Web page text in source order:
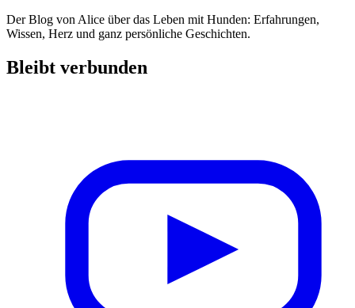
Der Blog von Alice über das Leben mit Hunden: Erfahrungen,
Wissen, Herz und ganz persönliche Geschichten.
Bleibt verbunden